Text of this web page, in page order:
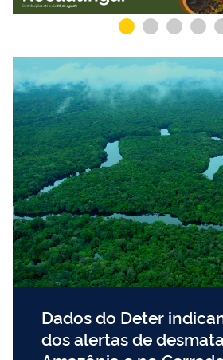
Dados do Deter
dos alertas de